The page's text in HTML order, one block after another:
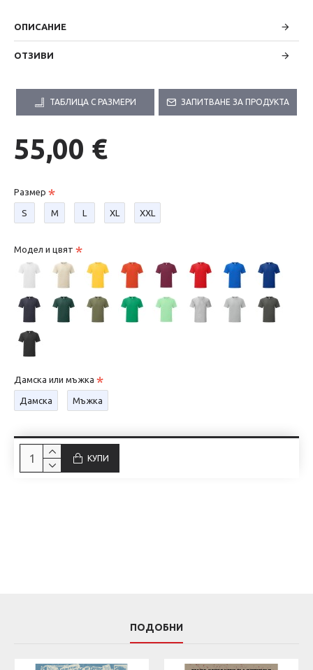
ОПИСАНИЕ
ОТЗИВИ
ТАБЛИЦА С РАЗМЕРИ ЗАПИТВАНЕ ЗА ПРОДУКТА
55,00 €
Размер
S М L XL XXL
Модел и цвят
Дамска или мъжка
Дамска Мъжка
КУПИ
ПОДОБНИ